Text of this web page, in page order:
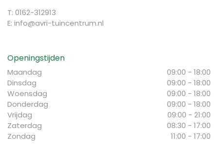
T: 0162-312913
E: info@avri-tuincentrum.nl
Openingstijden
Maandag
09:00 - 18:00
Dinsdag
09:00 - 18:00
Woensdag
09:00 - 18:00
Donderdag
09:00 - 18:00
Vrijdag
09:00 - 21:00
Zaterdag
08:30 - 17:00
Zondag
11:00 - 17:00